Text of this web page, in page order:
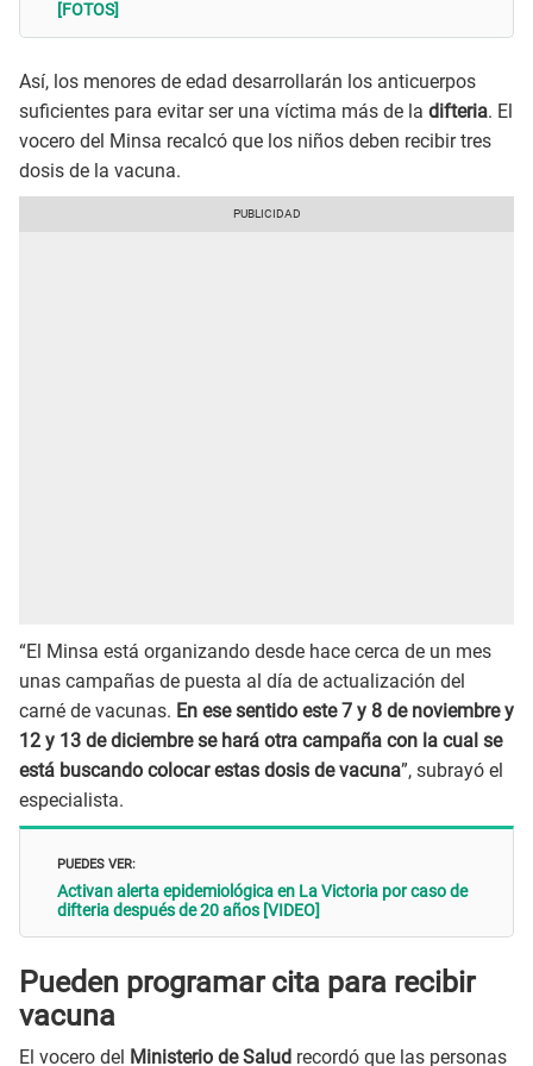
[FOTOS]
Así, los menores de edad desarrollarán los anticuerpos
suficientes para evitar ser una víctima más de la difteria. El
vocero del Minsa recalcó que los niños deben recibir tres
dosis de la vacuna.
“El Minsa está organizando desde hace cerca de un mes
unas campañas de puesta al día de actualización del
carné de vacunas. En ese sentido este 7 y 8 de noviembre y
12 y 13 de diciembre se hará otra campaña con la cual se
está buscando colocar estas dosis de vacuna”, subrayó el
especialista.
PUEDES VER:
Activan alerta epidemiológica en La Victoria por caso de
difteria después de 20 años [VIDEO]
Pueden programar cita para recibir
vacuna
El vocero del Ministerio de Salud recordó que las personas